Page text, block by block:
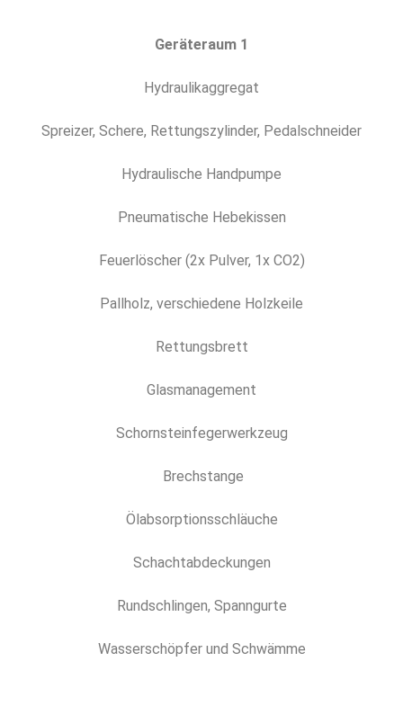
Geräteraum 1
Hydraulikaggregat
Spreizer, Schere, Rettungszylinder, Pedalschneider
Hydraulische Handpumpe
Pneumatische Hebekissen
Feuerlöscher (2x Pulver, 1x CO2)
Pallholz, verschiedene Holzkeile
Rettungsbrett
Glasmanagement
Schornsteinfegerwerkzeug
Brechstange
Ölabsorptionsschläuche
Schachtabdeckungen
Rundschlingen, Spanngurte
Wasserschöpfer und Schwämme